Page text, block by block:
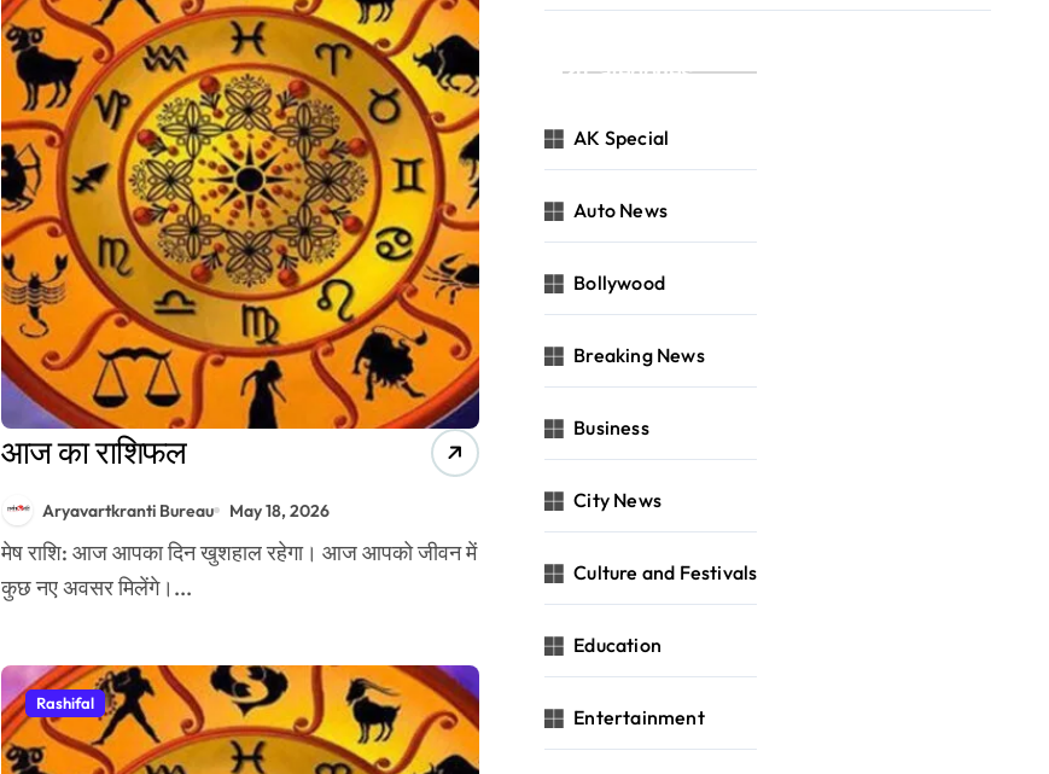
आज का राशिफल
Aryavartkranti Bureau May 18, 2026
मेष राशि: आज आपका दिन खुशहाल रहेगा। आज आपको जीवन में
कुछ नए अवसर मिलेंगे।...
Rashifal
Categories
AK Special
Auto News
Bollywood
Breaking News
Business
City News
Culture and Festivals
Education
Entertainment